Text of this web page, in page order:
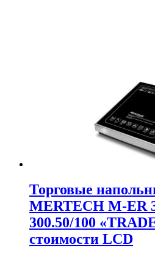
Торговые
MERTECH M-ER
300.50/100
стоимости LCD